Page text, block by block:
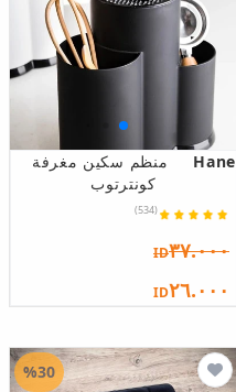
Hane
منظم سكين مغرفة
كونترتوب
(534)
ID٣٧.٠٠٠
ID٢٦.٠٠٠
%30